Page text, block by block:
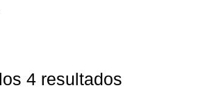
4 resultados